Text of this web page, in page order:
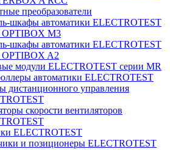
преобразователи
шкафы автоматики ELECTROTEST
OPTIBOX M3
шкафы автоматики ELECTROTEST
OPTIBOX A2
модули ELECTROTEST серии MR
автоматики ELECTROTEST
дистанционного управления
скорости вентиляторов
ELECTROTEST
и позиционеры ELECTROTEST